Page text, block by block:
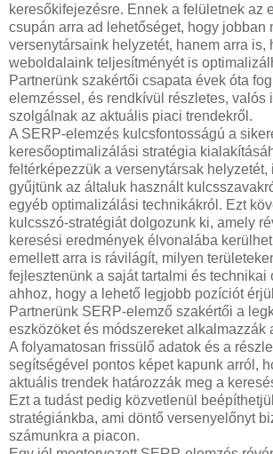
keresőkifejezésre. Ennek a felületnek az
csupán arra ad lehetőséget, hogy jobban
versenytársaink helyzetét, hanem arra is,
weboldalaink teljesítményét is
Partnerünk szakértői csapata évek óta
elemzéssel, és rendkívül részletes, valós
szolgálnak az aktuális piaci trendekről.
A SERP-elemzés kulcsfontosságú a
keresőoptimalizálási stratégia
feltérképezzük a versenytársak helyzetét,
gyűjtünk az általuk használt
egyéb optimalizálási technikákról. Ezt
kulcsszó-stratégiát dolgozunk ki, amely
keresési eredmények élvonalába
emellett arra is rávilágít, milyen
fejlesztenünk a saját tartalmi és technikai
ahhoz, hogy a lehető legjobb pozíciót
Partnerünk SERP-elemző szakértői a
eszközöket és módszereket alkalmazzák
A folyamatosan frissülő adatok és a
segítségével pontos képet kapunk arról,
aktuális trendek határozzák meg a
Ezt a tudást pedig közvetlenül
stratégiánkba, ami döntő versenyelőnyt
számunkra a piacon.